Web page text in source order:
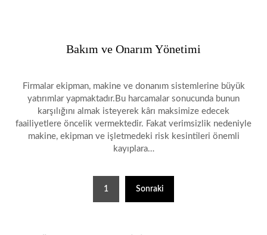
Bakım ve Onarım Yönetimi
Firmalar ekipman, makine ve donanım sistemlerine büyük
yatırımlar yapmaktadır.Bu harcamalar sonucunda bunun
karşılığını almak isteyerek kârı maksimize edecek
faailiyetlere öncelik vermektedir. Fakat verimsizlik nedeniyle
makine, ekipman ve işletmedeki risk kesintileri önemli
kayıplara…
1 Sonraki